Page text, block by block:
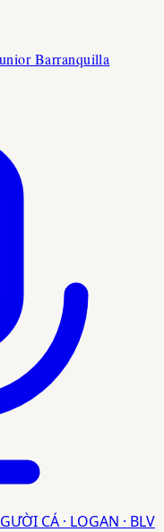
Barranquilla
CÁ · LOGAN · BLV